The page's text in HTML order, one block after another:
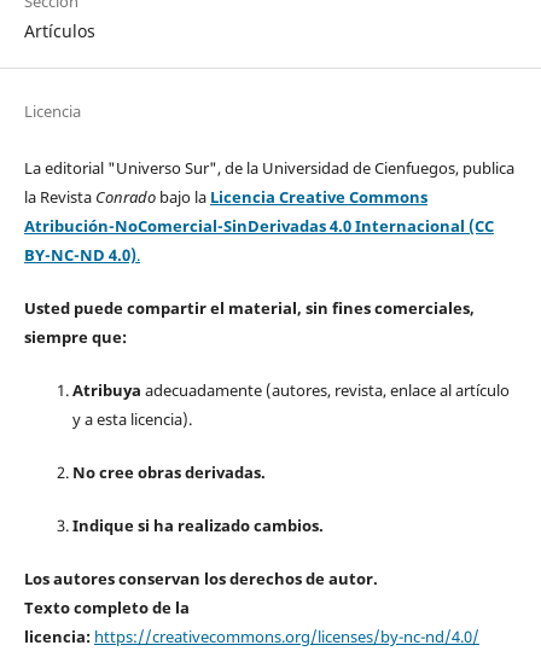
Artículos
Licencia
La editorial "Universo Sur", de la Universidad de Cienfuegos, publica
la Revista Conradobajo la Licencia Creative Commons
Atribución-NoComercial-SinDerivadas 4.0 Internacional (CC
BY-NC-ND 4.0).
Usted puede compartir el material, sin fines comerciales,
siempre que:
Atribuya adecuadamente (autores, revista, enlace al artículo
y a esta licencia).
No cree obras derivadas.
Indique si ha realizado cambios.
Los autores conservan los derechos de autor.
Texto completo de la
licencia: https://creativecommons.org/licenses/by-nc-nd/4.0/